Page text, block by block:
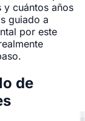
y cuántos años
guiado a
por este
de